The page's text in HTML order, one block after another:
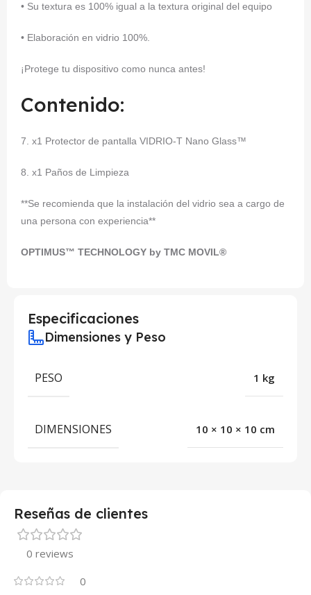
• Su textura es 100% igual a la textura original del equipo
• Elaboración en vidrio 100%.
¡Protege tu dispositivo como nunca antes!
Contenido:
7. x1 Protector de pantalla VIDRIO-T Nano Glass™
8. x1 Paños de Limpieza
**Se recomienda que la instalación del vidrio sea a cargo de
una persona con experiencia**
OPTIMUS™ TECHNOLOGY by TMC MOVIL®
Especificaciones
Dimensiones y Peso
PESO 1 kg
DIMENSIONES 10 × 10 × 10 cm
Reseñas de clientes
0 reviews
0